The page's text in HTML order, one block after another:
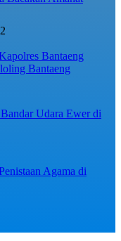
Bantaeng
Bantaeng
Udara Ewer di
Agama di